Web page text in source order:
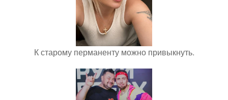
К старому перманенту можно привыкнуть.